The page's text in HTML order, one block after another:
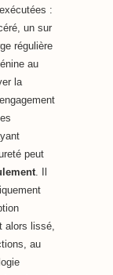
:
un sur
régulière
au
la
peut
. Il
alors lissé,
au